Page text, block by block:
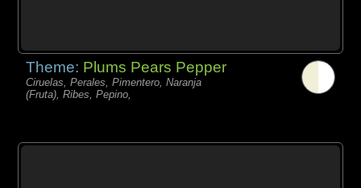
Theme: Plums Pears Pepper
Ciruelas, Perales, Pimentero, Naranja
(Fruta), Ribes, Pepino,